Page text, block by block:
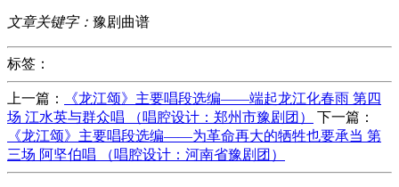
文章关键字： 豫剧曲谱
标签：
上一篇：
《龙江颂》主要唱段选编——端起龙江化春雨 第四
场 江水英与群众唱 （唱腔设计：郑州市豫剧团）
下一篇：
《龙江颂》主要唱段选编——为革命再大的牺牲也要承当 第
三场 阿坚伯唱 （唱腔设计：河南省豫剧团）